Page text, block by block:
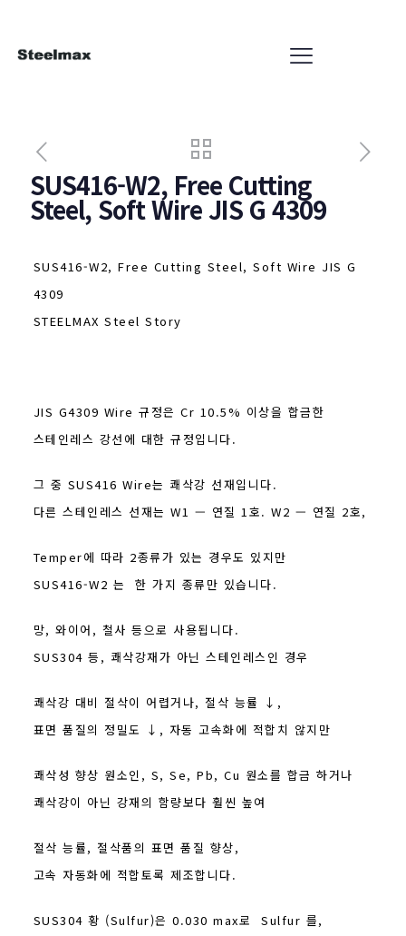
SUS416-W2, Free Cutting
Steel, Soft Wire JIS G 4309
SUS416-W2, Free Cutting Steel, Soft Wire JIS G
4309
STEELMAX Steel Story
JIS G4309 Wire 규정은 Cr 10.5% 이상을 합금한
스테인레스 강선에 대한 규정입니다.
그 중 SUS416 Wire는 쾌삭강 선재입니다.
다른 스테인레스 선재는 W1 — 연질 1호. W2 — 연질 2호,
Temper에 따라 2종류가 있는 경우도 있지만
SUS416-W2 는 한 가지 종류만 있습니다.
망, 와이어, 철사 등으로 사용됩니다.
SUS304 등, 쾌삭강재가 아닌 스테인레스인 경우
쾌삭강 대비 절삭이 어렵거나, 절삭 능률 ↓,
표면 품질의 정밀도 ↓, 자동 고속화에 적합치 않지만
쾌삭성 향상 원소인, S, Se, Pb, Cu 원소를 합금 하거나
쾌삭강이 아닌 강재의 함량보다 훨씬 높여
절삭 능률, 절삭품의 표면 품질 향상,
고속 자동화에 적합토록 제조합니다.
SUS304 황 (Sulfur)은 0.030 max로 Sulfur 를,